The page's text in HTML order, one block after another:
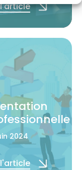
2024
l'article